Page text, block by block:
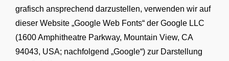
grafisch ansprechend darzustellen, verwenden wir auf
dieser Website „Google Web Fonts“ der Google LLC
(1600 Amphitheatre Parkway, Mountain View, CA
94043, USA; nachfolgend „Google“) zur Darstellung